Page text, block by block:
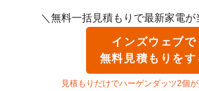
＼無料一括見積もりで最新家電が
インズウェブで
無料見積もりをす
見積もりだけでハーゲンダッツ2個